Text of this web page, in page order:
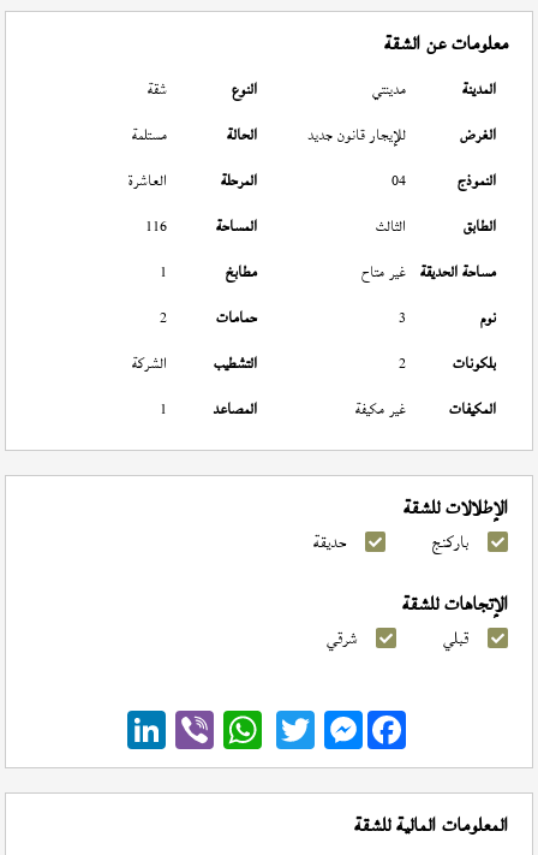
معلومات عن الشقة
المدينة مدينتي النوع
شقة
الغرض
للإيجار قانون جديد الحالة
مستلمة
النموذج
04 المرحلة
العاشرة
الطابق
الثالث المساحة
116
مساحة الحديقة غير متاح مطابخ
1
نوم
3 حمامات
2
بلكونات
2 التشطيب
الشركة
المكيفات
غير مكيفة المصاعد 1
الإطلالات للشقة
باركنج حديقة
الإتجاهات للشقة
قبلي شرقي
Messenger
المعلومات المالية للشقة